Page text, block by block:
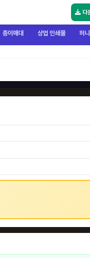
다
종이매대 상업 인쇄물 허